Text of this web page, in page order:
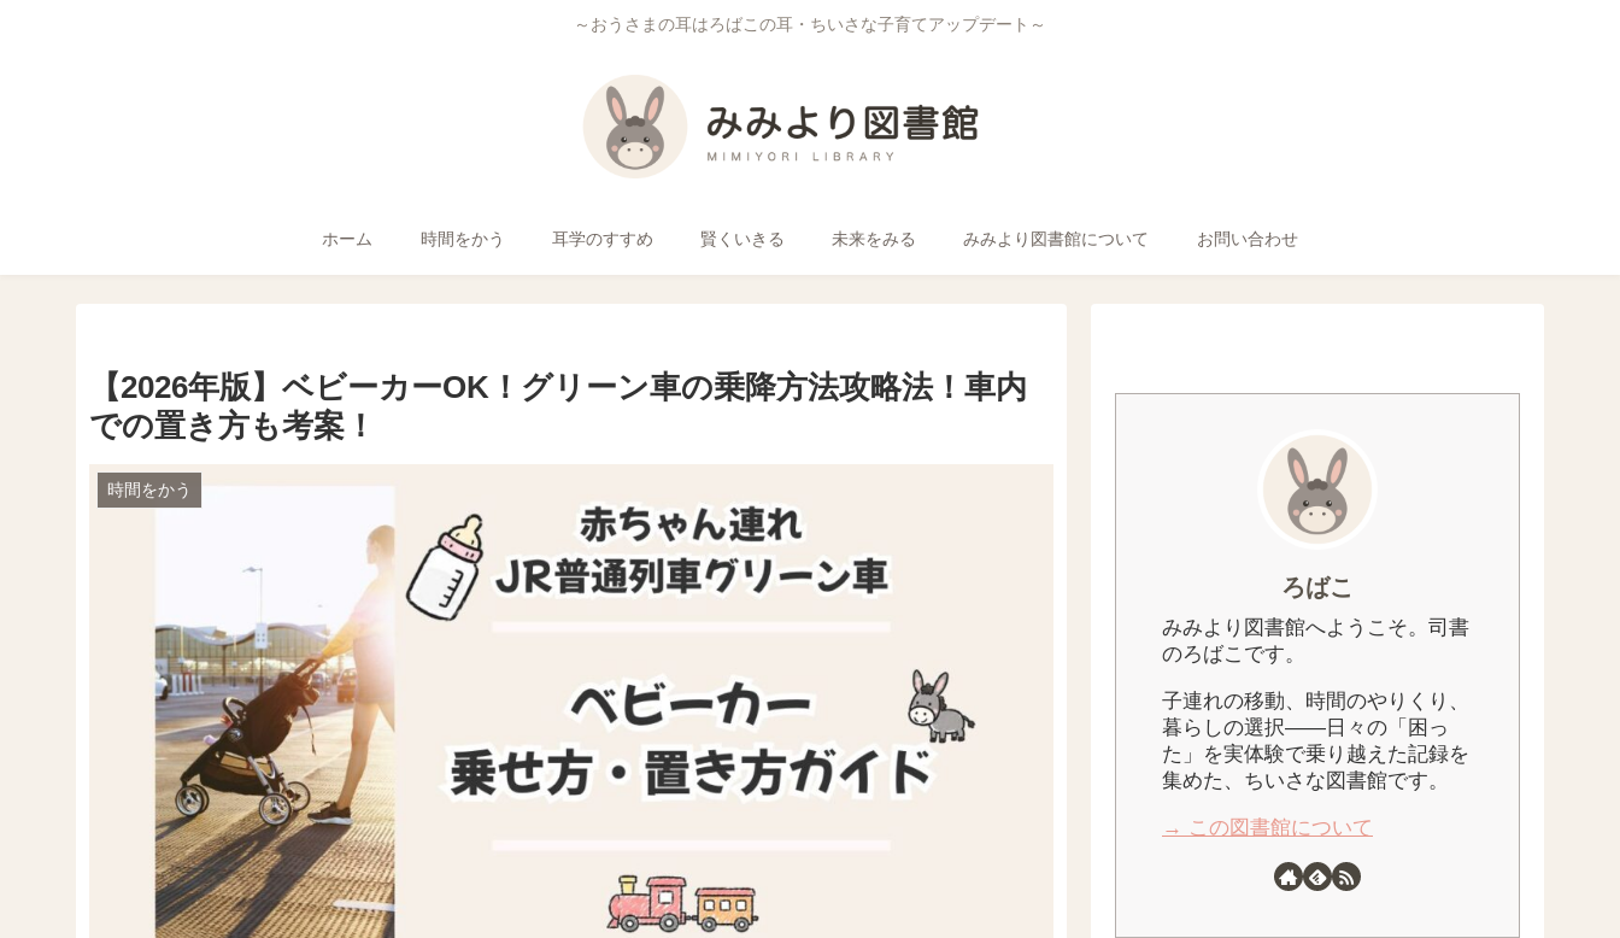
～おうさまの耳はろばこの耳・ちいさな子育てアップデート～
ホーム 時間をかう 耳学のすすめ 賢くいきる 未来をみる みみより図書館について お問い合わせ
【2026年版】ベビーカーOK！グリーン車の乗降方法攻略法！車内
での置き方も考案！
時間をかう
ろばこ
みみより図書館へようこそ。司書
のろばこです。
子連れの移動、時間のやりくり、
暮らしの選択——日々の「困っ
た」を実体験で乗り越えた記録を
集めた、ちいさな図書館です。
→ この図書館について